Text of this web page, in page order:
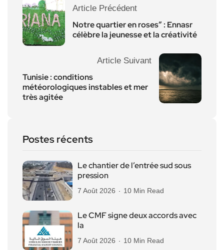
Article Précédent
Notre quartier en roses” : Ennasr
célèbre la jeunesse et la créativité
Article Suivant
Tunisie : conditions
météorologiques instables et mer
très agitée
Postes récents
Le chantier de l’entrée sud sous
pression
7 Août 2026 10 Min Read
Le CMF signe deux accords avec
la
7 Août 2026 10 Min Read